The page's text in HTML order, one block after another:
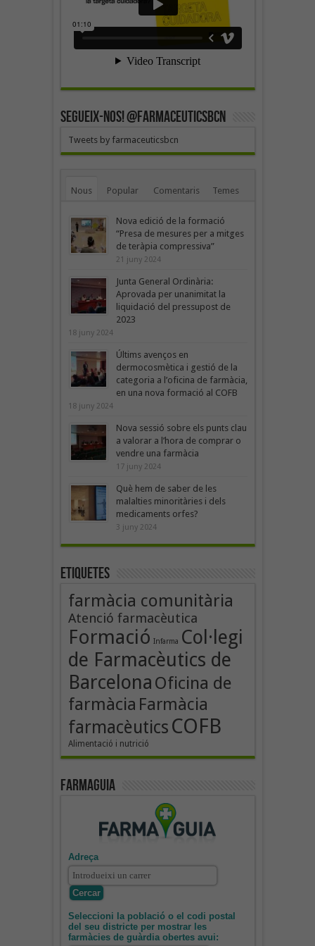
SEGUEIX-NOS! @farmaceuticsbcn
Tweets by farmaceuticsbcn
Nous Popular Comentaris Temes
Nova edició de la formació
“Presa de mesures per a mitges
de teràpia compressiva”
21 juny 2024
Junta General Ordinària:
Aprovada per unanimitat la
liquidació del pressupost de
2023
18 juny 2024
Últims avenços en
dermocosmètica i gestió de la
categoria a l’oficina de farmàcia,
en una nova formació al COFB
18 juny 2024
Nova sessió sobre els punts clau
a valorar a l’hora de comprar o
vendre una farmàcia
17 juny 2024
Què hem de saber de les
malalties minoritàries i dels
medicaments orfes?
3 juny 2024
Etiquetes
farmàcia comunitària
Atenció farmacèutica
Formació Infarma Col·legi
de Farmacèutics de
Barcelona Oficina de
farmàcia Farmàcia
farmacèutics COFB
Alimentació i nutrició
Farmaguia
Adreça
Seleccioni la població o el codi postal
del seu districte per mostrar les
farmàcies de guàrdia obertes avui: